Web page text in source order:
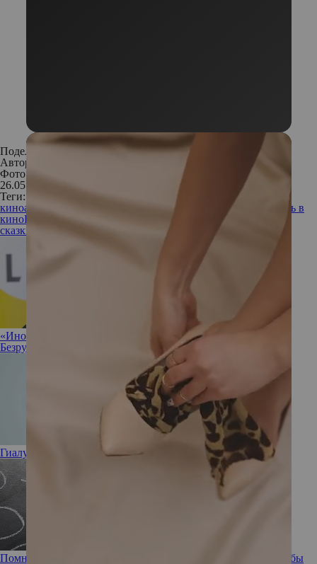
Поделиться:
Автор:
Фото: Кинопоиск
26.05.2017
Теги:
киноафиша
киноновинка премьера что смотреть в
киноПираты Карибского моря мертвецы не рассказывают
сказки
Джонни Депп Джеффри Раш
«Иногда полезно разрешить себе ничего не делать»: Ирина
Безрукова не против прокрастинации
Гиалуроновая кислота: полезна или вредна
Помнишь ли ты: забывчивость, ее причины и способы борьбы